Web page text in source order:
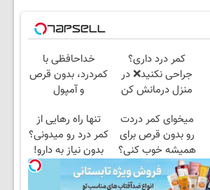
کمر درد داری؟
جراحی نکنید❌ در
منزل درمانش کن
خداحافظی با
کمردرد، بدون قرص
و آمپول
میخوای کمر دردت
رو بدون قرص برای
همیشه خوب کنی؟
(◂پرسش‌نامه رو پر
کن)
تنها راه رهایی از
کمر درد رو میدونی؟
بدون نیاز به دارو!
(◂پرسش‌نامه)